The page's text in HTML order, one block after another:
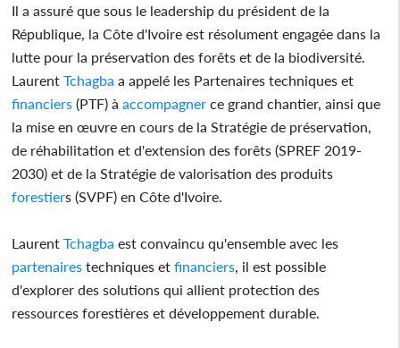
Il a assuré que sous le leadership du président de la
République, la Côte d'Ivoire est résolument engagée dans la
lutte pour la préservation des forêts et de la biodiversité.
Laurent Tchagba a appelé les Partenaires techniques et
financiers (PTF) àaccompagner ce grand chantier, ainsi que
la mise en œuvre en cours de la Stratégie de préservation,
de réhabilitation et d'extension des forêts (SPREF 2019-
2030) et de la Stratégie de valorisation des produits
forestiers (SVPF) en Côte d'Ivoire.
Laurent Tchagba est convaincu qu'ensemble avec les
partenaires techniques et financiers , il est possible
d'explorer des solutions qui allient protection des
ressources forestières et développement durable.